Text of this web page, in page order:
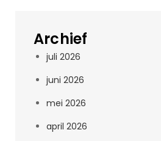
Archief
juli 2026
juni 2026
mei 2026
april 2026